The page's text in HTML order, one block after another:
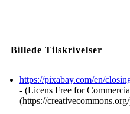
Billede Tilskrivelser
https://pixabay.com/en/
- (Licens Free for
(https://